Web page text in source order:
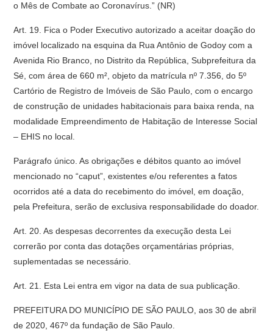
o Mês de Combate ao Coronavírus.” (NR)
Art. 19. Fica o Poder Executivo autorizado a aceitar doação do
imóvel localizado na esquina da Rua Antônio de Godoy com a
Avenida Rio Branco, no Distrito da República, Subprefeitura da
Sé, com área de 660 m², objeto da matrícula nº 7.356, do 5º
Cartório de Registro de Imóveis de São Paulo, com o encargo
de construção de unidades habitacionais para baixa renda, na
modalidade Empreendimento de Habitação de Interesse Social
– EHIS no local.
Parágrafo único. As obrigações e débitos quanto ao imóvel
mencionado no “caput”, existentes e/ou referentes a fatos
ocorridos até a data do recebimento do imóvel, em doação,
pela Prefeitura, serão de exclusiva responsabilidade do doador.
Art. 20. As despesas decorrentes da execução desta Lei
correrão por conta das dotações orçamentárias próprias,
suplementadas se necessário.
Art. 21. Esta Lei entra em vigor na data de sua publicação.
PREFEITURA DO MUNICÍPIO DE SÃO PAULO, aos 30 de abril
de 2020, 467º da fundação de São Paulo.